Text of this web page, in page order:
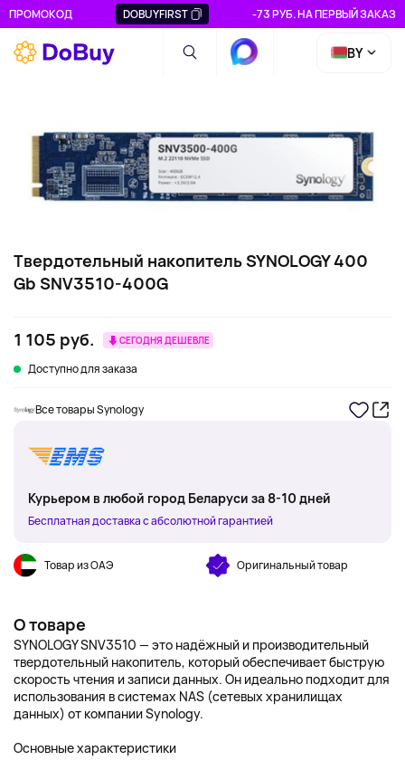
ПРОМОКОД DOBUYFIRST -73 РУБ. НА ПЕРВЫЙ ЗАКАЗ
BY
Твердотельный накопитель SYNOLOGY 400
Gb SNV3510-400G
1 105 руб. СЕГОДНЯ ДЕШЕВЛЕ
Доступно для заказа
Все товары Synology
Курьером в любой город Беларуси за 8-10 дней
Бесплатная доставка с абсолютной гарантией
Товар из ОАЭ Оригинальный товар
О товаре
SYNOLOGY SNV3510 — это надёжный и производительный
твердотельный накопитель, который обеспечивает быструю
скорость чтения и записи данных. Он идеально подходит для
использования в системах NAS (сетевых хранилищах
данных) от компании Synology.
Основные характеристики